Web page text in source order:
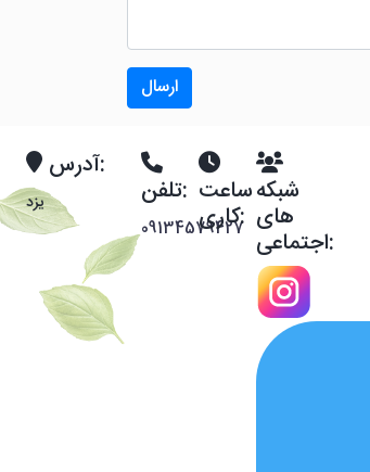
ارسال
آدرس:
یزد تلفن:
09134579427
ساعت
کاری:
شبکه
های
اجتماعی: